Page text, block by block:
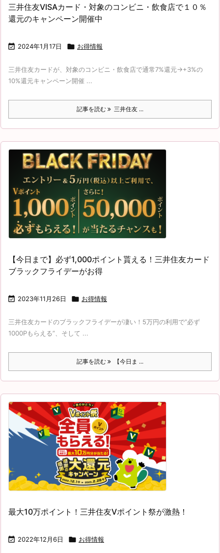
三井住友VISAカード・対象のコンビニ・飲食店で１０％
還元のキャンペーン開催中
 2024年1月17日  お得情報
三井住友カードが、対象のコンビニ・飲食店で通常7%還元→+3%の
10%還元キャンペーン開催 ...
記事を読む 三井住友 ...
【今日まで】必ず1,000ポイント貰える！三井住友カード
ブラックフライデーがお得
 2023年11月26日  お得情報
三井住友カードのブラックフライデーが凄い！5万円の利用で”必ず
1000Pもらえる”、そして ...
記事を読む 【今日ま ...
最大10万ポイント！三井住友Vポイント祭が激熱！
 2022年12月6日  お得情報